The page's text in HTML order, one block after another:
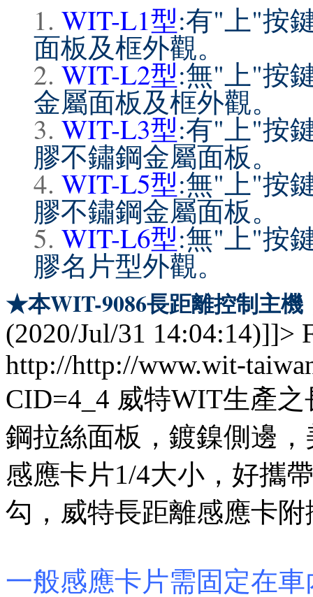
WIT-L1型:有"上"按
面板及框外觀。
WIT-L2型:無"上"按
金屬面板及框外觀。
WIT-L3型:有"上"按
膠不鏽鋼金屬面板。
WIT-L5型:無"上"按
膠不鏽鋼金屬面板。
WIT-L6型:無"上"按
膠名片型外觀。
★本WIT-9086長距離控制主機
(2020/Jul/31 14:04:14)]]>
http://http://www.wit-
CID=4_4 威特WIT生產
鋼拉絲面板，鍍鎳側邊
感應卡片1/4大小，好攜
勾，威特長距離感應卡
一般感應卡片需固定在